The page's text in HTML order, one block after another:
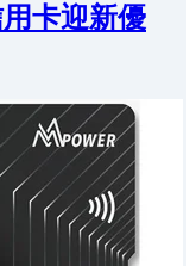
用卡迎新優